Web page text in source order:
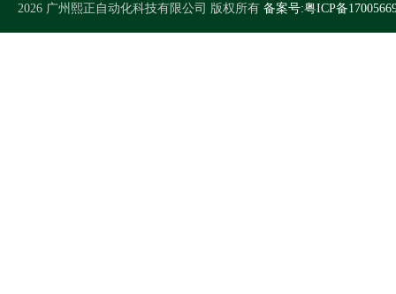
2026 广州熙正自动化科技有限公司 版权所有 备案号:粤ICP备